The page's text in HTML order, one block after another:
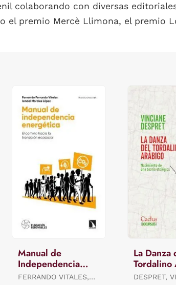
colaborando con diversas
el premio Mercè Llimona, el premio
Manual de
Independencia
Energética
FERRANDO VITALES,
La Danza
DESPRET,